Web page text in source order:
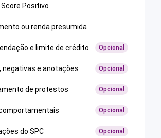
Positivo
ou renda presumida
e limite de crédito Opcional
negativas e anotações Opcional
de protestos Opcional
Opcional
do SPC Opcional